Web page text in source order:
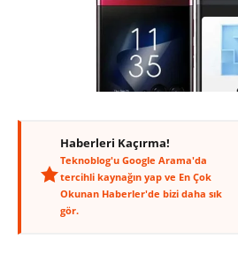
Haberleri Kaçırma!
Teknoblog'u Google Arama'da
tercihli kaynağın yap ve En Çok
Okunan Haberler'de bizi daha sık
gör.